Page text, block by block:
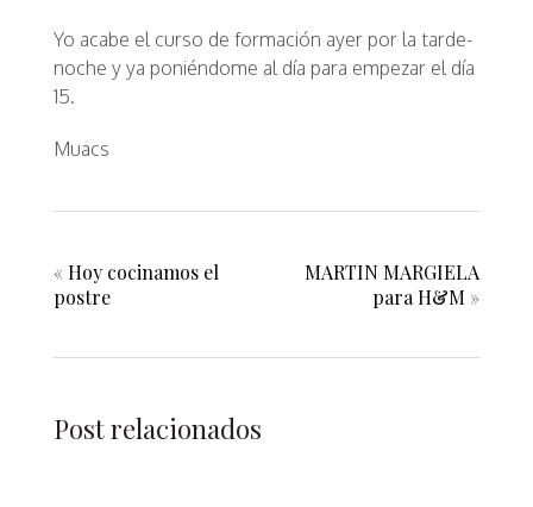
Yo acabe el curso de formación ayer por la tarde-
noche y ya poniéndome al día para empezar el día
15.
Muacs
« Hoy cocinamos el
postre
MARTIN MARGIELA
para H&M »
Post relacionados